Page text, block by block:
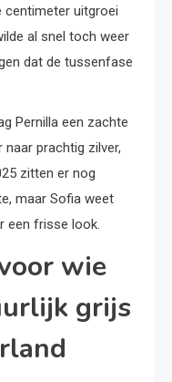
centimeter uitgroei
al snel toch weer
dat de tussenfase
Pernilla een zachte
naar prachtig zilver,
zitten er nog
maar Sofia weet
een frisse look.
wie
grijs